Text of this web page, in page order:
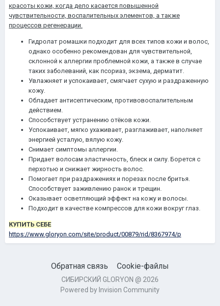
красоты кожи, когда дело касается повышенной
чувствительности, воспалительных элементов, а также
процессов регенерации.
Гидролат ромашки подходит для всех типов кожи и волос,
однако особенно рекомендован для чувствительной,
склонной к аллергии проблемной кожи, а также в случае
таких заболеваний, как псориаз, экзема, дерматит.
Увлажняет и успокаивает, смягчает сухую и раздраженную
кожу.
Обладает антисептическим, противовоспалительным
действием.
Способствует устранению отёков кожи.
Успокаивает, мягко ухаживает, разглаживает, наполняет
энергией усталую, вялую кожу.
Снимает симптомы аллергии.
Придает волосам эластичность, блеск и силу. Борется с
перхотью и снижает жирность волос.
Помогает при раздражениях и порезах после бритья.
Способствует заживлению ранок и трещин.
Оказывает осветляющий эффект на кожу и волосы.
Подходит в качестве компрессов для кожи вокруг глаз.
КУПИТЬ СЕБЕ
https://www.gloryon.com/site/product/00879/rid/8367974/p
Обратная связь Cookie-файлы
СИБИРСКИЙ GLORYON @ 2026
Powered by Invision Community